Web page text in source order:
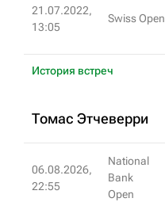
21.07.2022,
13:05
Swiss Open
История встреч
Томас Этчеверри
06.08.2026,
22:55
National
Bank
Open